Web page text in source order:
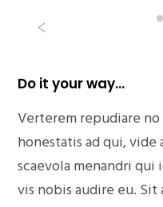
Do it your way…
Verterem repudiare
honestatis ad qui,
scaevola menandri qui
vis nobis audire eu.